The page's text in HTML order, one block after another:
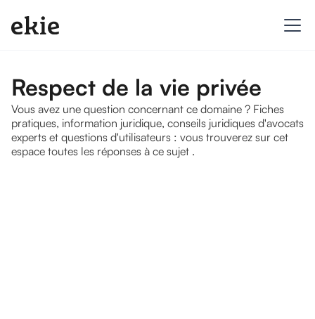
Respect de la vie privée
Vous avez une question concernant ce domaine ? Fiches
pratiques, information juridique, conseils juridiques d'avocats
experts et questions d'utilisateurs : vous trouverez sur cet
espace toutes les réponses à ce sujet .